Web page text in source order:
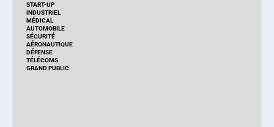
START-UP
INDUSTRIEL
MÉDICAL
AUTOMOBILE
SÉCURITÉ
AÉRONAUTIQUE
DÉFENSE
TÉLÉCOMS
GRAND PUBLIC